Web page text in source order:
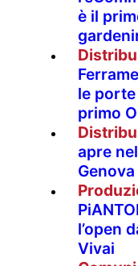
è il
le
primo
apre
Genova
l’open
Vivai